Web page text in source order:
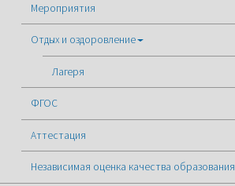
Мероприятия
Отдых и оздоровление
Лагеря
ФГОС
Аттестация
Независимая оценка качества образования